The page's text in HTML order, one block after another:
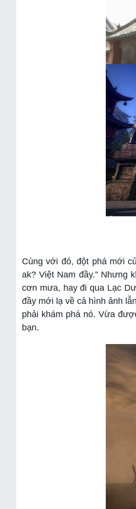
Cùng với đó, đột phá mới
ak? Việt Nam đầy.” Nhưng
cơn mưa, hay đi qua Lạc
đầy mới lạ về cả hình ảnh
phải khám phá nó. Vừa
bạn.